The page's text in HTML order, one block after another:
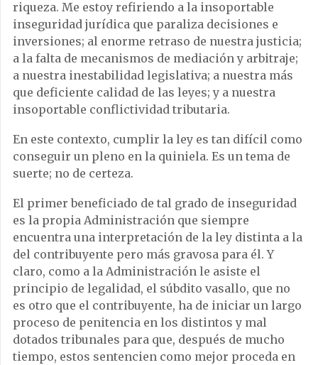
riqueza. Me estoy refiriendo a la insoportable
inseguridad jurídica que paraliza decisiones e
inversiones; al enorme retraso de nuestra justicia;
a la falta de mecanismos de mediación y arbitraje;
a nuestra inestabilidad legislativa; a nuestra más
que deficiente calidad de las leyes; y a nuestra
insoportable conflictividad tributaria.
En este contexto, cumplir la ley es tan difícil como
conseguir un pleno en la quiniela. Es un tema de
suerte; no de certeza.
El primer beneficiado de tal grado de inseguridad
es la propia Administración que siempre
encuentra una interpretación de la ley distinta a la
del contribuyente pero más gravosa para él. Y
claro, como a la Administración le asiste el
principio de legalidad, el súbdito vasallo, que no
es otro que el contribuyente, ha de iniciar un largo
proceso de penitencia en los distintos y mal
dotados tribunales para que, después de mucho
tiempo, estos sentencien como mejor proceda en